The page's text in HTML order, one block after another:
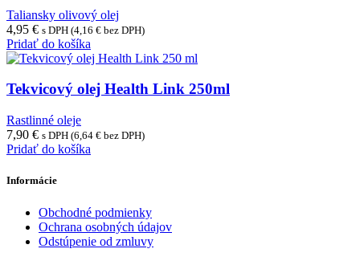
Taliansky olivový olej
4,95 € s DPH (4,16 € bez DPH)
Pridať do košíka
Tekvicový olej Health Link 250ml
Rastlinné oleje
7,90 € s DPH (6,64 € bez DPH)
Pridať do košíka
Informácie
Obchodné podmienky
Ochrana osobných údajov
Odstúpenie od zmluvy